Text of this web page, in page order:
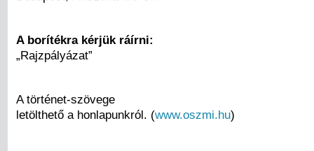
A borítékra kérjük ráírni:
„Rajzpályázat”
A történet-szövege
letölthető a honlapunkról. (www.oszmi.hu)